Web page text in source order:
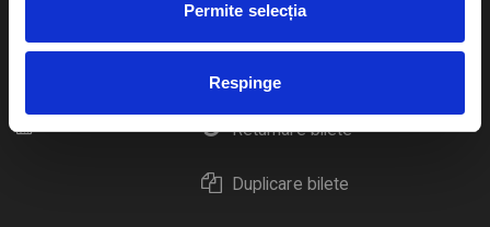
Permite selecția
Respinge
eBilet printat acasa
Livrare prin curier
Returnare bilete
Duplicare bilete
Cultura
Calendar